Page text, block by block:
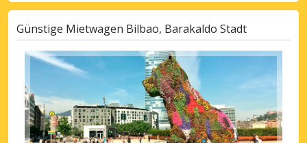
Günstige Mietwagen Bilbao, Barakaldo Stadt